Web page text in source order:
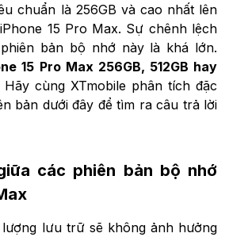
chuẩn là 256GB và cao nhất lên
15 Pro Max. Sự chênh lệch
bản bộ nhớ này là khá lớn.
15 Pro Max 256GB, 512GB hay
Hãy cùng XTmobile phân tích đặc
bản dưới đây để tìm ra câu trả lời
các phiên bản bộ nhớ
lưu trữ sẽ không ảnh hưởng